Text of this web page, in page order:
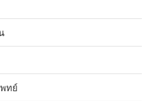
ทย์